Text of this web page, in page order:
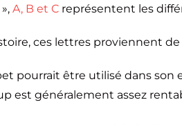
A, B et C représentent les
ces lettres proviennent
pourrait être utilisé dans son
est généralement assez